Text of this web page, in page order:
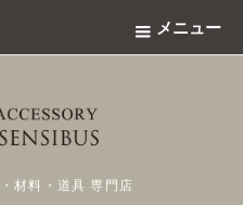
メニュー
材料・道具 専門店